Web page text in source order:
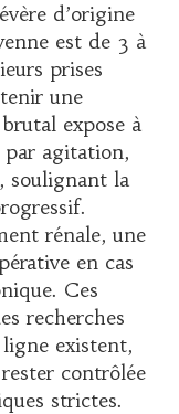
d’origine
est de 3 à
prises
une
expose à
par agitation,
soulignant la
rénale, une
en cas
Ces
recherches
existent,
contrôlée
strictes.